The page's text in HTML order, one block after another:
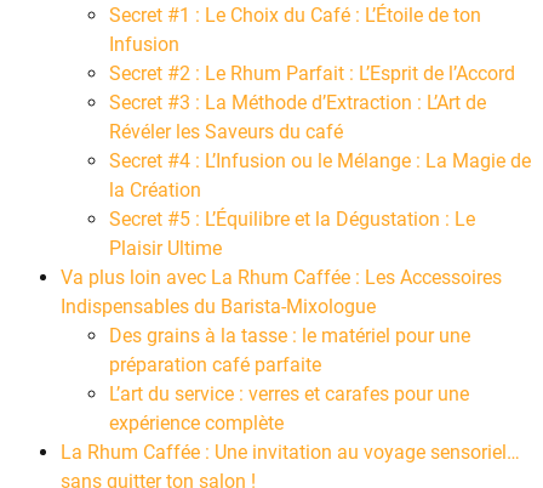
Secret #1 : Le Choix du Café : L’Étoile de ton
Infusion
Secret #2 : Le Rhum Parfait : L’Esprit de l’Accord
Secret #3 : La Méthode d’Extraction : L’Art de
Révéler les Saveurs du café
Secret #4 : L’Infusion ou le Mélange : La Magie de
la Création
Secret #5 : L’Équilibre et la Dégustation : Le
Plaisir Ultime
Va plus loin avec La Rhum Caffée : Les Accessoires
Indispensables du Barista-Mixologue
Des grains à la tasse : le matériel pour une
préparation café parfaite
L’art du service : verres et carafes pour une
expérience complète
La Rhum Caffée : Une invitation au voyage sensoriel…
sans quitter ton salon !